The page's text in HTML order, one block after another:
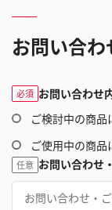
お問い合
必須 お問い合わせ
ご検討中の商
ご使用中の商
任意 お問い合わせ